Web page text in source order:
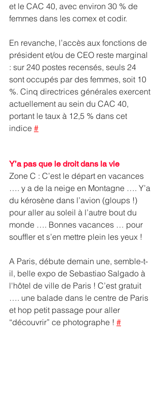
et le CAC 40, avec environ 30 % de
femmes dans les comex et codir.
En revanche, l’accès aux fonctions de
président et/ou de CEO reste marginal
: sur 240 postes recensés, seuls 24
sont occupés par des femmes, soit 10
%. Cinq directrices générales exercent
actuellement au sein du CAC 40,
portant le taux à 12,5 % dans cet
indice #
Y’a pas que le droit dans la vie
Zone C : C’est le départ en vacances
…. y a de la neige en Montagne …. Y’a
du kérosène dans l’avion (gloups !)
pour aller au soleil à l’autre bout du
monde …. Bonnes vacances … pour
souffler et s’en mettre plein les yeux !
A Paris, débute demain une, semble-t-
il, belle expo de Sebastiao Salgado à
l'hôtel de ville de Paris ! C’est gratuit
…. une balade dans le centre de Paris
et hop petit passage pour aller
“découvrir” ce photographe ! #